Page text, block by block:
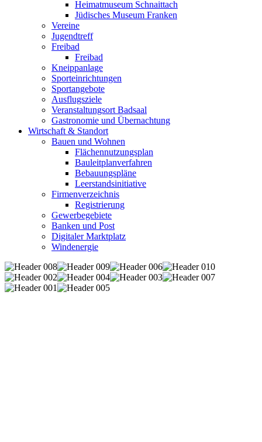
Heimatmuseum Schnaittach
Jüdisches Museum Franken
Vereine
Jugendtreff
Freibad
Freibad
Kneippanlage
Sporteinrichtungen
Sportangebote
Ausflugsziele
Veranstaltungsort Badsaal
Gastronomie und Übernachtung
Wirtschaft & Standort
Bauen und Wohnen
Flächennutzungsplan
Bauleitplanverfahren
Bebauungspläne
Leerstandsinitiative
Firmenverzeichnis
Registrierung
Gewerbegebiete
Banken und Post
Digitaler Marktplatz
Windenergie